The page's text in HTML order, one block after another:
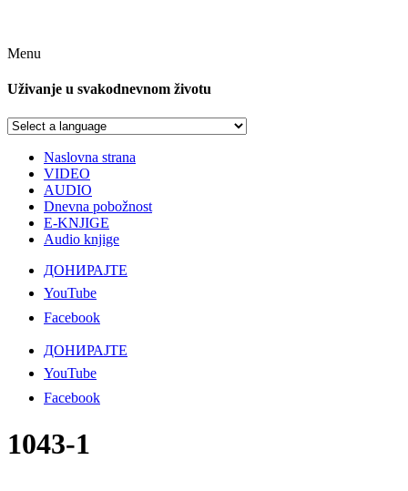
Menu
Uživanje u svakodnevnom životu
Naslovna strana
VIDEO
AUDIO
Dnevna pobožnost
E-KNJIGE
Audio knjige
ДОНИРАЈТЕ
YouTube
Facebook
ДОНИРАЈТЕ
YouTube
Facebook
1043-1